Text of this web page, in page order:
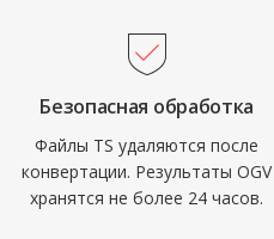
Безопасная обработка
Файлы TS удаляются после
конвертации. Результаты OGV
хранятся не более 24 часов.